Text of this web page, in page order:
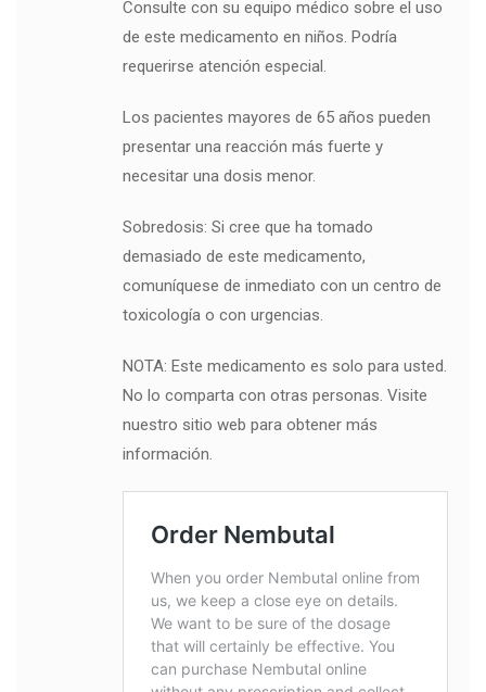
Consulte con su equipo médico sobre el uso
de este medicamento en niños. Podría
requerirse atención especial.
Los pacientes mayores de 65 años pueden
presentar una reacción más fuerte y
necesitar una dosis menor.
Sobredosis: Si cree que ha tomado
demasiado de este medicamento,
comuníquese de inmediato con un centro de
toxicología o con urgencias.
NOTA: Este medicamento es solo para usted.
No lo comparta con otras personas. Visite
nuestro sitio web para obtener más
información.